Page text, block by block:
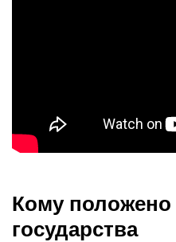
Кому положено
государства